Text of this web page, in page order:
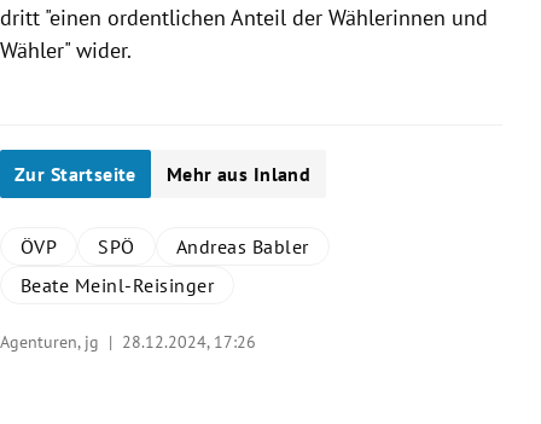
dritt "einen ordentlichen Anteil der Wählerinnen und
Wähler" wider.
Zur Startseite Mehr aus Inland
ÖVP SPÖ
Andreas Babler
Beate Meinl-Reisinger
Agenturen, jg | 28.12.2024, 17:26